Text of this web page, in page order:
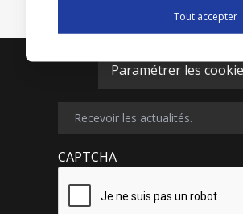
Paramétrer les
CAPTCHA
Tout accepter